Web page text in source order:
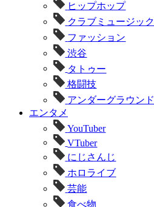
ヒップホップ
クラブミュージック
ファッション
渋谷
タトゥー
格闘技
アンダーグラウンド
エンタメ
YouTuber
VTuber
にじさんじ
ホロライブ
芸能
食べ物